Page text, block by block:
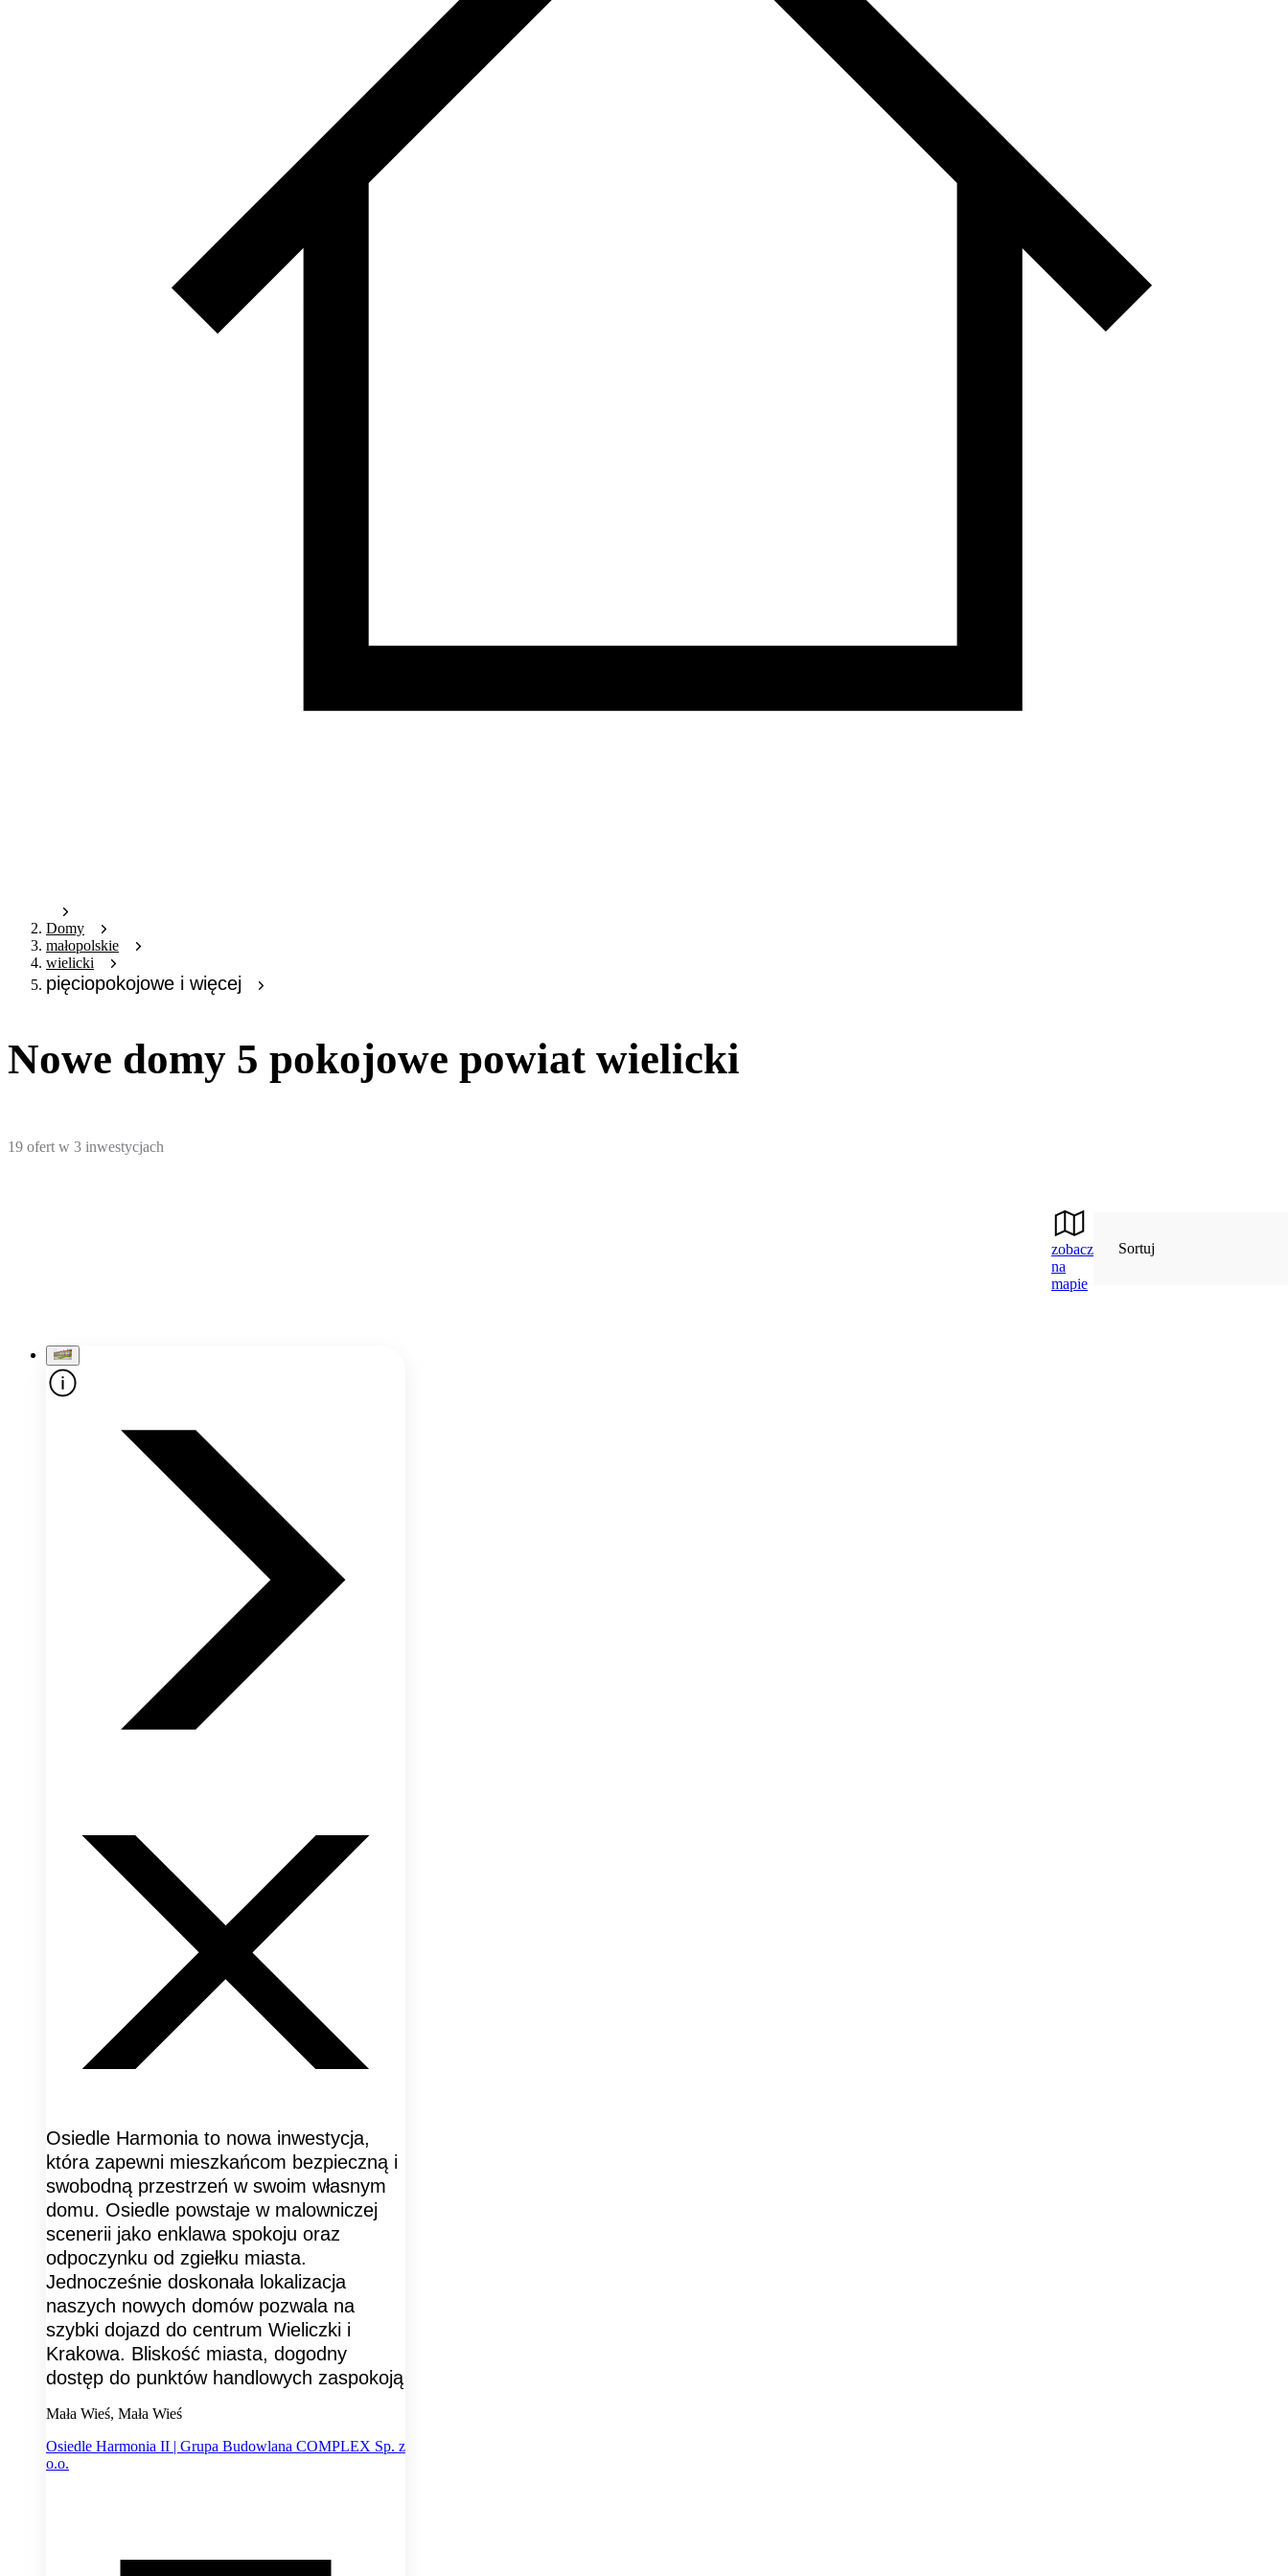
Domy
małopolskie
wielicki
pięciopokojowe i więcej
Nowe domy 5 pokojowe powiat wielicki
19 ofert w 3 inwestycjach
zobacz
na
mapie
Sortuj
Osiedle Harmonia to nowa inwestycja,
która zapewni mieszkańcom bezpieczną i
swobodną przestrzeń w swoim własnym
domu. Osiedle powstaje w malowniczej
scenerii jako enklawa spokoju oraz
odpoczynku od zgiełku miasta.
Jednocześnie doskonała lokalizacja
naszych nowych domów pozwala na
szybki dojazd do centrum Wieliczki i
Krakowa. Bliskość miasta, dogodny
dostęp do punktów handlowych zaspokoją
Mała Wieś, Mała Wieś
Osiedle Harmonia II | Grupa Budowlana COMPLEX Sp. z
o.o.